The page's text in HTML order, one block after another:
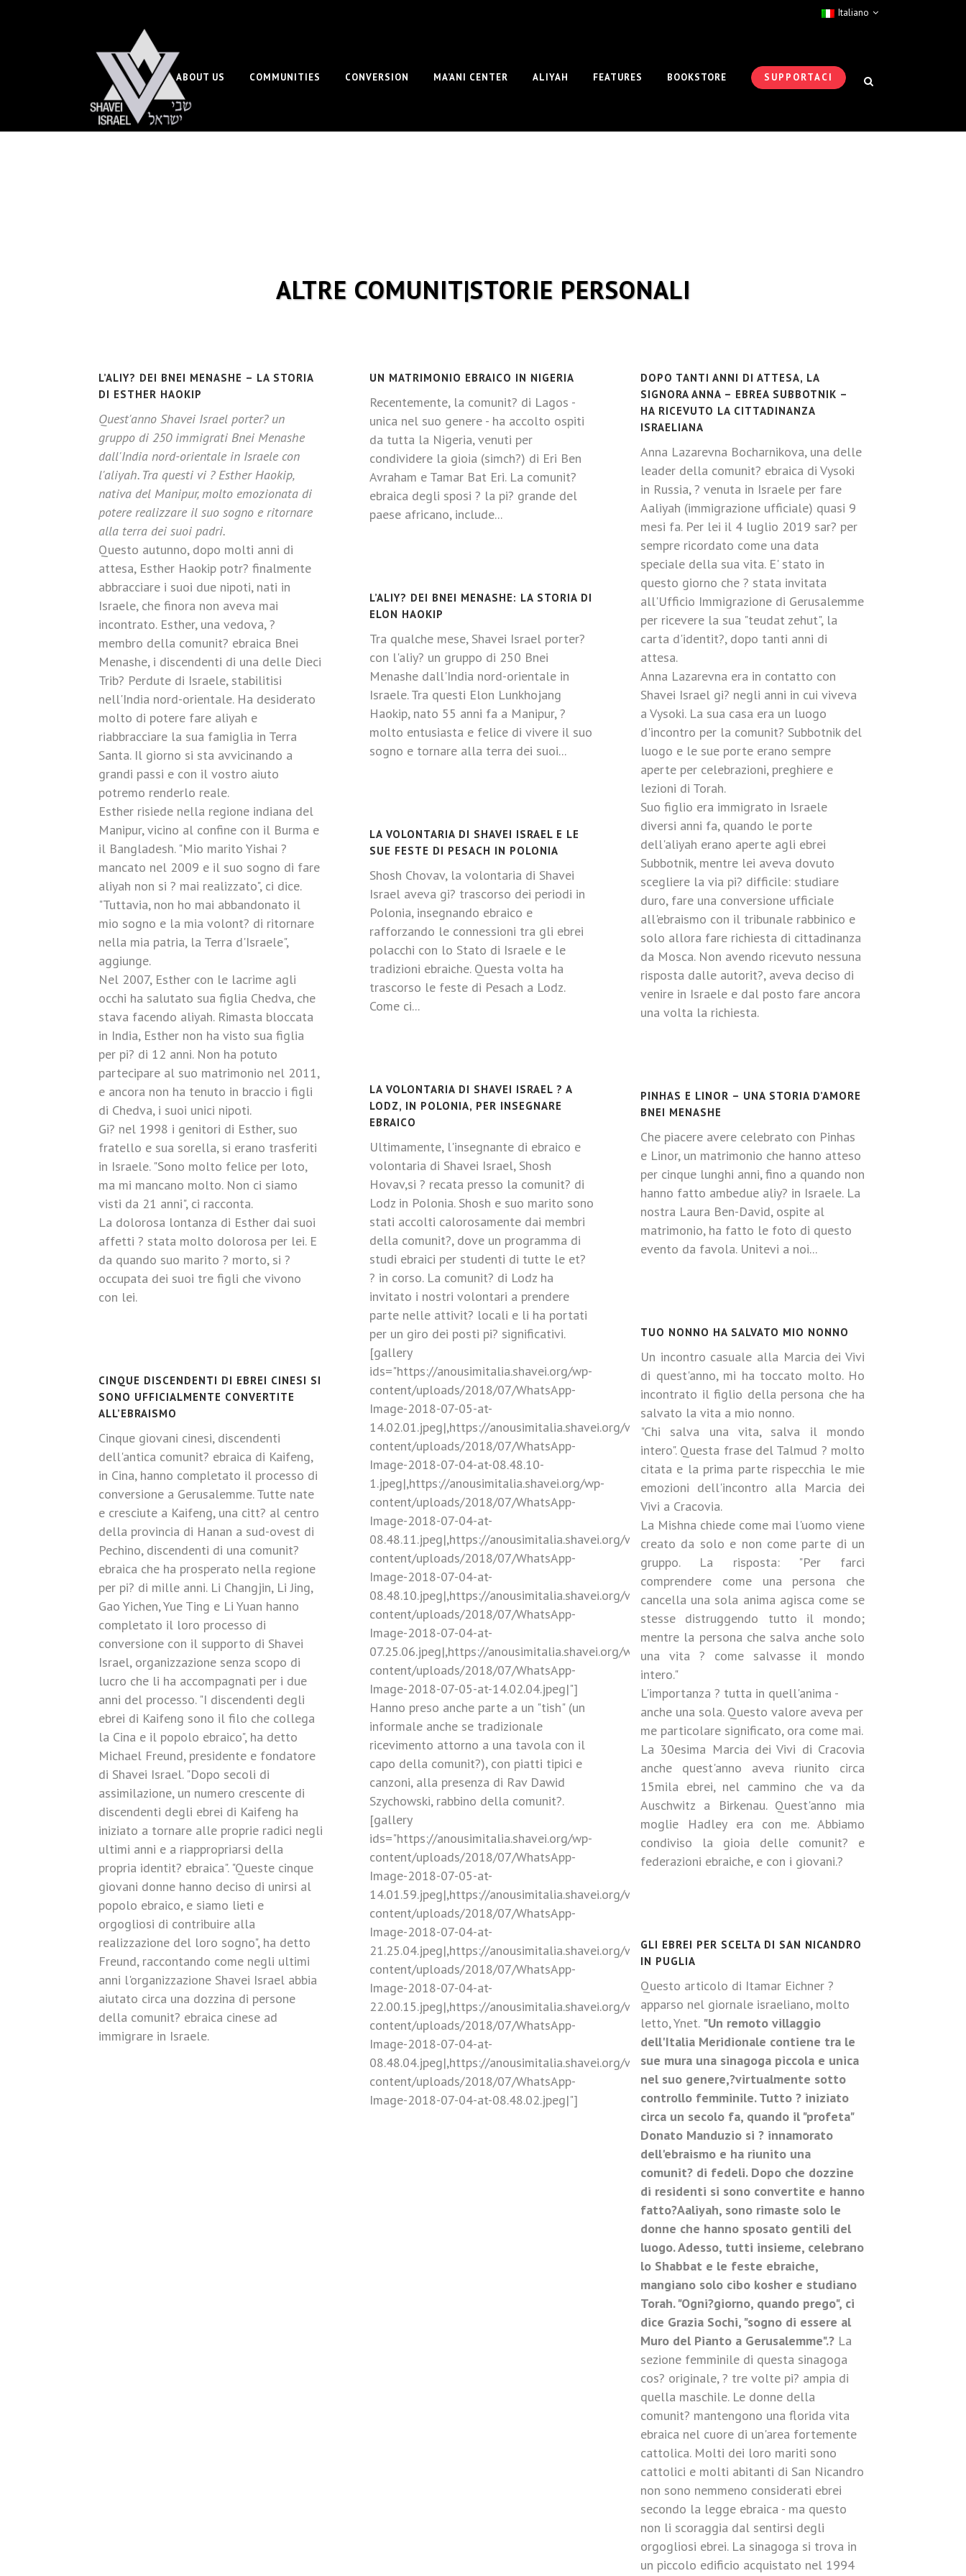
Italiano
SUPPORTACI
ABOUT US COMMUNITIES CONVERSION MA’ANI CENTER ALIYAH FEATURES BOOKSTORE
ALTRE COMUNIT|STORIE PERSONALI
L’ALIY? DEI BNEI MENASHE – LA STORIA
DI ESTHER HAOKIP
Quest'anno Shavei Israel porter? un
gruppo di 250 immigrati Bnei Menashe
dall'India nord-orientale in Israele con
l'aliyah. Tra questi vi ? Esther Haokip,
nativa del Manipur, molto emozionata di
potere realizzare il suo sogno e ritornare
alla terra dei suoi padri.
Questo autunno, dopo molti anni di
attesa, Esther Haokip potr? finalmente
abbracciare i suoi due nipoti, nati in
Israele, che finora non aveva mai
incontrato. Esther, una vedova, ?
membro della comunit? ebraica Bnei
Menashe, i discendenti di una delle Dieci
Trib? Perdute di Israele, stabilitisi
nell'India nord-orientale. Ha desiderato
molto di potere fare aliyah e
riabbracciare la sua famiglia in Terra
Santa. Il giorno si sta avvicinando a
grandi passi e con il vostro aiuto
potremo renderlo reale.
Esther risiede nella regione indiana del
Manipur, vicino al confine con il Burma e
il Bangladesh. "Mio marito Yishai ?
mancato nel 2009 e il suo sogno di fare
aliyah non si ? mai realizzato", ci dice.
"Tuttavia, non ho mai abbandonato il
mio sogno e la mia volont? di ritornare
nella mia patria, la Terra d'Israele",
aggiunge.
Nel 2007, Esther con le lacrime agli
occhi ha salutato sua figlia Chedva, che
stava facendo aliyah. Rimasta bloccata
in India, Esther non ha visto sua figlia
per pi? di 12 anni. Non ha potuto
partecipare al suo matrimonio nel 2011,
e ancora non ha tenuto in braccio i figli
di Chedva, i suoi unici nipoti.
Gi? nel 1998 i genitori di Esther, suo
fratello e sua sorella, si erano trasferiti
in Israele. "Sono molto felice per loto,
ma mi mancano molto. Non ci siamo
visti da 21 anni", ci racconta.
La dolorosa lontanza di Esther dai suoi
affetti ? stata molto dolorosa per lei. E
da quando suo marito ? morto, si ?
occupata dei suoi tre figli che vivono
con lei.
UN MATRIMONIO EBRAICO IN NIGERIA
Recentemente, la comunit? di Lagos -
unica nel suo genere - ha accolto ospiti
da tutta la Nigeria, venuti per
condividere la gioia (simch?) di Eri Ben
Avraham e Tamar Bat Eri. La comunit?
ebraica degli sposi ? la pi? grande del
paese africano, include...
DOPO TANTI ANNI DI ATTESA, LA
SIGNORA ANNA – EBREA SUBBOTNIK –
HA RICEVUTO LA CITTADINANZA
ISRAELIANA
Anna Lazarevna Bocharnikova, una delle
leader della comunit? ebraica di Vysoki
in Russia, ? venuta in Israele per fare
Aaliyah (immigrazione ufficiale) quasi 9
mesi fa. Per lei il 4 luglio 2019 sar? per
sempre ricordato come una data
speciale della sua vita. E' stato in
questo giorno che ? stata invitata
all'Ufficio Immigrazione di Gerusalemme
per ricevere la sua "teudat zehut", la
carta d'identit?, dopo tanti anni di
attesa.
Anna Lazarevna era in contatto con
Shavei Israel gi? negli anni in cui viveva
a Vysoki. La sua casa era un luogo
d'incontro per la comunit? Subbotnik del
luogo e le sue porte erano sempre
aperte per celebrazioni, preghiere e
lezioni di Torah.
Suo figlio era immigrato in Israele
diversi anni fa, quando le porte
dell'aliyah erano aperte agli ebrei
Subbotnik, mentre lei aveva dovuto
scegliere la via pi? difficile: studiare
duro, fare una conversione ufficiale
all'ebraismo con il tribunale rabbinico e
solo allora fare richiesta di cittadinanza
da Mosca. Non avendo ricevuto nessuna
risposta dalle autorit?, aveva deciso di
venire in Israele e dal posto fare ancora
una volta la richiesta.
L’ALIY? DEI BNEI MENASHE: LA STORIA DI
ELON HAOKIP
Tra qualche mese, Shavei Israel porter?
con l'aliy? un gruppo di 250 Bnei
Menashe dall'India nord-orientale in
Israele. Tra questi Elon Lunkhojang
Haokip, nato 55 anni fa a Manipur, ?
molto entusiasta e felice di vivere il suo
sogno e tornare alla terra dei suoi...
LA VOLONTARIA DI SHAVEI ISRAEL E LE
SUE FESTE DI PESACH IN POLONIA
Shosh Chovav, la volontaria di Shavei
Israel aveva gi? trascorso dei periodi in
Polonia, insegnando ebraico e
rafforzando le connessioni tra gli ebrei
polacchi con lo Stato di Israele e le
tradizioni ebraiche. Questa volta ha
trascorso le feste di Pesach a Lodz.
Come ci...
LA VOLONTARIA DI SHAVEI ISRAEL ? A
LODZ, IN POLONIA, PER INSEGNARE
EBRAICO
Ultimamente, l'insegnante di ebraico e
volontaria di Shavei Israel, Shosh
Hovav,si ? recata presso la comunit? di
Lodz in Polonia. Shosh e suo marito sono
stati accolti calorosamente dai membri
della comunit?, dove un programma di
studi ebraici per studenti di tutte le et?
? in corso. La comunit? di Lodz ha
invitato i nostri volontari a prendere
parte nelle attivit? locali e li ha portati
per un giro dei posti pi? significativi.
[gallery
ids="https://anousimitalia.shavei.org/wp-
content/uploads/2018/07/WhatsApp-
Image-2018-07-05-at-
14.02.01.jpeg|,https://anousimitalia.shavei.org/wp-
content/uploads/2018/07/WhatsApp-
Image-2018-07-04-at-08.48.10-
1.jpeg|,https://anousimitalia.shavei.org/wp-
content/uploads/2018/07/WhatsApp-
Image-2018-07-04-at-
08.48.11.jpeg|,https://anousimitalia.shavei.org/wp-
content/uploads/2018/07/WhatsApp-
Image-2018-07-04-at-
08.48.10.jpeg|,https://anousimitalia.shavei.org/wp-
content/uploads/2018/07/WhatsApp-
Image-2018-07-04-at-
07.25.06.jpeg|,https://anousimitalia.shavei.org/wp-
content/uploads/2018/07/WhatsApp-
Image-2018-07-05-at-14.02.04.jpeg|"]
Hanno preso anche parte a un "tish" (un
informale anche se tradizionale
ricevimento attorno a una tavola con il
capo della comunit?), con piatti tipici e
canzoni, alla presenza di Rav Dawid
Szychowski, rabbino della comunit?.
[gallery
ids="https://anousimitalia.shavei.org/wp-
content/uploads/2018/07/WhatsApp-
Image-2018-07-05-at-
14.01.59.jpeg|,https://anousimitalia.shavei.org/wp-
content/uploads/2018/07/WhatsApp-
Image-2018-07-04-at-
21.25.04.jpeg|,https://anousimitalia.shavei.org/wp-
content/uploads/2018/07/WhatsApp-
Image-2018-07-04-at-
22.00.15.jpeg|,https://anousimitalia.shavei.org/wp-
content/uploads/2018/07/WhatsApp-
Image-2018-07-04-at-
08.48.04.jpeg|,https://anousimitalia.shavei.org/wp-
content/uploads/2018/07/WhatsApp-
Image-2018-07-04-at-08.48.02.jpeg|"]
PINHAS E LINOR – UNA STORIA D’AMORE
BNEI MENASHE
Che piacere avere celebrato con Pinhas
e Linor, un matrimonio che hanno atteso
per cinque lunghi anni, fino a quando non
hanno fatto ambedue aliy? in Israele. La
nostra Laura Ben-David, ospite al
matrimonio, ha fatto le foto di questo
evento da favola. Unitevi a noi...
TUO NONNO HA SALVATO MIO NONNO
Un incontro casuale alla Marcia dei Vivi
di quest'anno, mi ha toccato molto. Ho
incontrato il figlio della persona che ha
salvato la vita a mio nonno.
"Chi salva una vita, salva il mondo
intero". Questa frase del Talmud ? molto
citata e la prima parte rispecchia le mie
emozioni dell'incontro alla Marcia dei
Vivi a Cracovia.
La Mishna chiede come mai l'uomo viene
creato da solo e non come parte di un
gruppo. La risposta: "Per farci
comprendere come una persona che
cancella una sola anima agisca come se
stesse distruggendo tutto il mondo;
mentre la persona che salva anche solo
una vita ? come salvasse il mondo
intero."
L'importanza ? tutta in quell'anima -
anche una sola. Questo valore aveva per
me particolare significato, ora come mai.
La 30esima Marcia dei Vivi di Cracovia
anche quest'anno aveva riunito circa
15mila ebrei, nel cammino che va da
Auschwitz a Birkenau. Quest'anno mia
moglie Hadley era con me. Abbiamo
condiviso la gioia delle comunit? e
federazioni ebraiche, e con i giovani.?
CINQUE DISCENDENTI DI EBREI CINESI SI
SONO UFFICIALMENTE CONVERTITE
ALL’EBRAISMO
Cinque giovani cinesi, discendenti
dell'antica comunit? ebraica di Kaifeng,
in Cina, hanno completato il processo di
conversione a Gerusalemme. Tutte nate
e cresciute a Kaifeng, una citt? al centro
della provincia di Hanan a sud-ovest di
Pechino, discendenti di una comunit?
ebraica che ha prosperato nella regione
per pi? di mille anni. Li Changjin, Li Jing,
Gao Yichen, Yue Ting e Li Yuan hanno
completato il loro processo di
conversione con il supporto di Shavei
Israel, organizzazione senza scopo di
lucro che li ha accompagnati per i due
anni del processo. "I discendenti degli
ebrei di Kaifeng sono il filo che collega
la Cina e il popolo ebraico", ha detto
Michael Freund, presidente e fondatore
di Shavei Israel. "Dopo secoli di
assimilazione, un numero crescente di
discendenti degli ebrei di Kaifeng ha
iniziato a tornare alle proprie radici negli
ultimi anni e a riappropriarsi della
propria identit? ebraica". "Queste cinque
giovani donne hanno deciso di unirsi al
popolo ebraico, e siamo lieti e
orgogliosi di contribuire alla
realizzazione del loro sogno", ha detto
Freund, raccontando come negli ultimi
anni l'organizzazione Shavei Israel abbia
aiutato circa una dozzina di persone
della comunit? ebraica cinese ad
immigrare in Israele.
GLI EBREI PER SCELTA DI SAN NICANDRO
IN PUGLIA
Questo articolo di Itamar Eichner ?
apparso nel giornale israeliano, molto
letto, Ynet. "Un remoto villaggio
dell'Italia Meridionale contiene tra le
sue mura una sinagoga piccola e unica
nel suo genere,?virtualmente sotto
controllo femminile. Tutto ? iniziato
circa un secolo fa, quando il "profeta"
Donato Manduzio si ? innamorato
dell'ebraismo e ha riunito una
comunit? di fedeli. Dopo che dozzine
di residenti si sono convertite e hanno
fatto?Aaliyah, sono rimaste solo le
donne che hanno sposato gentili del
luogo. Adesso, tutti insieme, celebrano
lo Shabbat e le feste ebraiche,
mangiano solo cibo kosher e studiano
Torah. "Ogni?giorno, quando prego", ci
dice Grazia Sochi, "sogno di essere al
Muro del Pianto a Gerusalemme".? La
sezione femminile di questa sinagoga
cos? originale, ? tre volte pi? ampia di
quella maschile. Le donne della
comunit? mantengono una florida vita
ebraica nel cuore di un'area fortemente
cattolica. Molti dei loro mariti sono
cattolici e molti abitanti di San Nicandro
non sono nemmeno considerati ebrei
secondo la legge ebraica - ma questo
non li scoraggia dal sentirsi degli
orgogliosi ebrei. La sinagoga si trova in
un piccolo edificio acquistato nel 1994